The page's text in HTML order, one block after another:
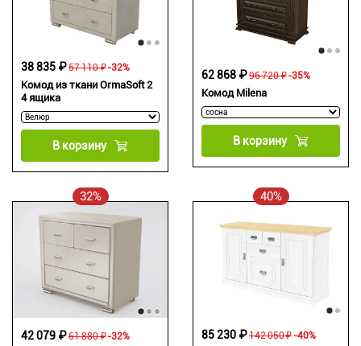
Комод из ткани OrmaSoft 2
4 ящика
57 110 ₽
38 835 ₽ -32%
В корзину
Комод Milena
96 720 ₽
62 868 ₽ -35%
В корзину
32%
61 880 ₽
42 079 ₽ -32%
40%
142 050 ₽
85 230 ₽ -40%